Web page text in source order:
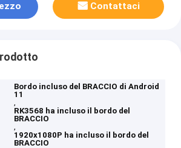
Contattaci
Bordo incluso del BRACCIO di Android
11
,
RK3568 ha incluso il bordo del
BRACCIO
,
1920x1080P ha incluso il bordo del
BRACCIO